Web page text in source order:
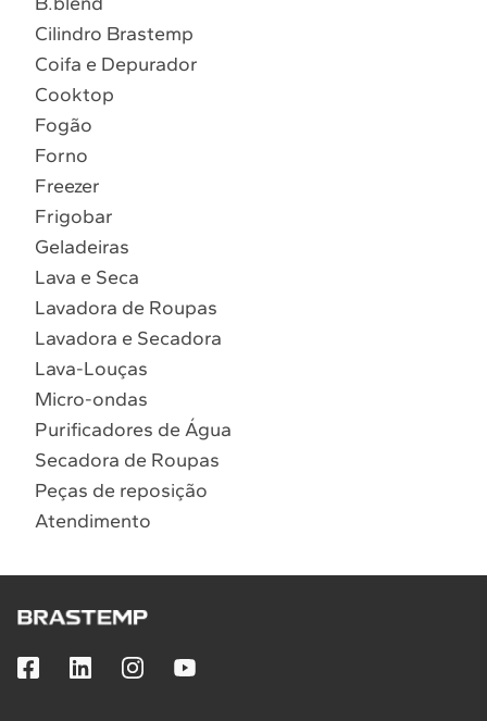
Atendimento Brastemp
Localizar assistência técnica
6º Microondas Brastemp
7º Forno
8º Embutir
9º Lava Seca
Cilindro Brastemp
Coifa e Depurador
Cooktop
Fogão
Forno
Freezer
Frigobar
Geladeiras
Lava e Seca
Lavadora de Roupas
Lavadora e Secadora
Lava-Louças
Micro-ondas
Purificadores de Água
Secadora de Roupas
Peças de reposição
Atendimento